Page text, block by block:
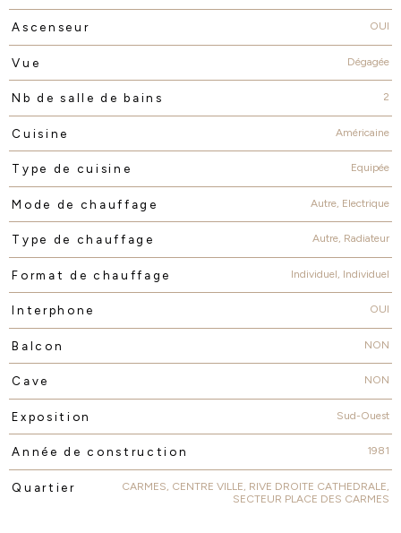
Ascenseur OUI
Vue Dégagée
Nb de salle de bains 2
Cuisine Américaine
Type de cuisine Equipée
Mode de chauffage Autre, Electrique
Type de chauffage Autre, Radiateur
Format de chauffage Individuel, Individuel
Interphone OUI
Balcon NON
Cave NON
Exposition Sud-Ouest
Année de construction 1981
Quartier
CARMES, CENTRE VILLE, RIVE DROITE CATHEDRALE,
SECTEUR PLACE DES CARMES